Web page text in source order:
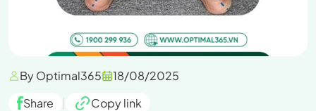
By Optimal365
18/08/2025
Share
| Copy link